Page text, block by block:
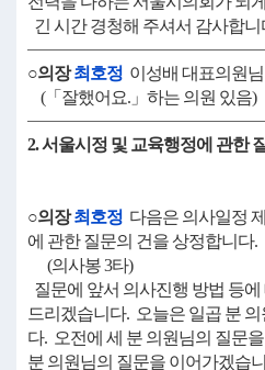
긴 시간 경청해 주셔서 감사합니
○의장최호정 이성배 대표의원
(「잘했어요.」하는 의원 있음)
2. 서울시정 및 교육행정에 관한
○의장최호정 다음은 의사일정
에 관한 질문의 건을 상정합니다.
(의사봉 3타)
질문에 앞서 의사진행 방법 등
드리겠습니다. 오늘은 일곱 분
다. 오전에 세 분 의원님의 질문
분 의원님의 질문을 이어가겠습